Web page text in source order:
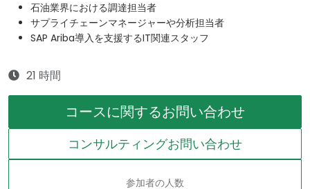
石油業界における調達担当者
サプライチェーンマネージャーや分析担当者
SAP Ariba導入を支援するIT関連スタッフ
21 時間
コースに関するお問い合わせ
コンサルティングお問い合わせ
参加者の人数